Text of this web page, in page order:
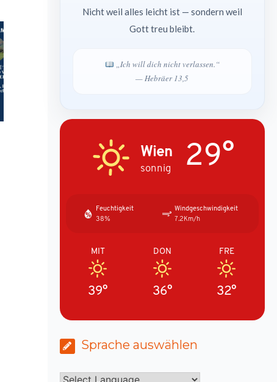
Nicht weil alles leicht ist — sondern weil
Gott treu bleibt.
„Ich will dich nicht verlassen.“
— Hebräer 13,5
Wien
sonnig 29°
Feuchtigkeit
38%
Windgeschwindigkeit
7.2Km/h
MIT
39°
DON
36°
FRE
32°
Sprache auswählen